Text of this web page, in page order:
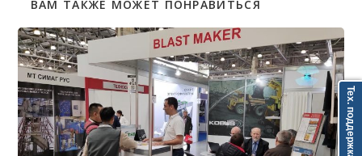
ВАМ ТАКЖЕ МОЖЕТ ПОНРАВИТЬСЯ
Тех. поддержка